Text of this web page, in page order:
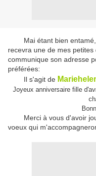
Mai étant bien entamé,
recevra une de mes
communique son adresse
préférées:
Il s'agit de
Joyeux anniversaire fille
Merci à vous d'avoir
voeux qui